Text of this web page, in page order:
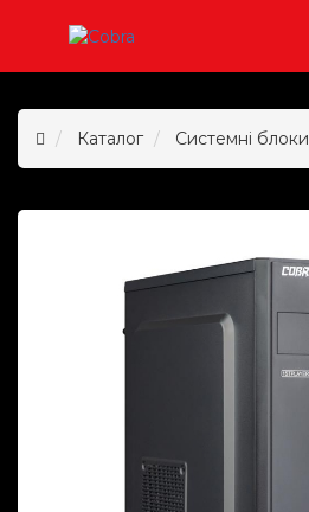
Каталог Системні блоки